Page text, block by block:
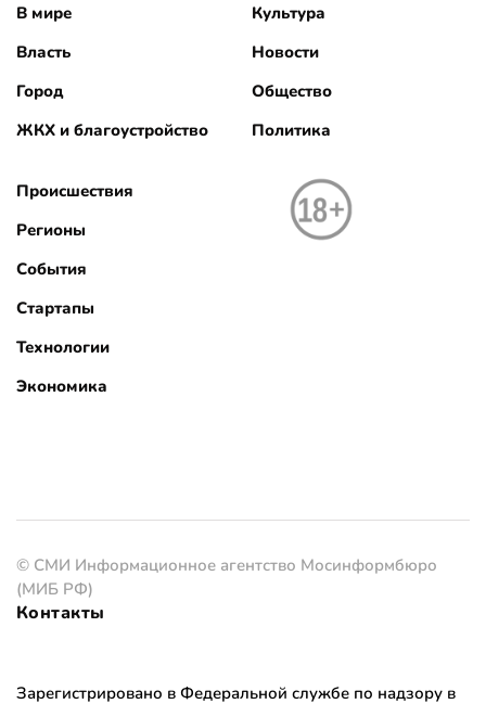
В мире
Власть
Город
ЖКХ и благоустройство
Культура
Новости
Общество
Политика
Происшествия
Регионы
События
Стартапы
Технологии
Экономика
© СМИ Информационное агентство Мосинформбюро
(МИБ РФ)
Контакты
Зарегистрировано в Федеральной службе по надзору в